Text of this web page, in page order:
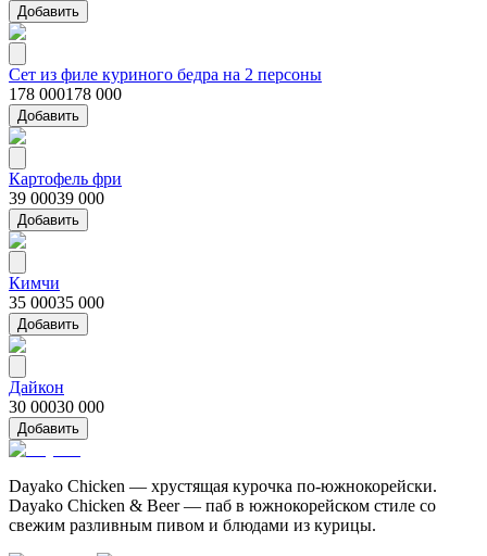
Добавить
Сет из филе куриного бедра на 2 персоны
178 000178 000
Добавить
Картофель фри
39 00039 000
Добавить
Кимчи
35 00035 000
Добавить
Дайкон
30 00030 000
Добавить
Dayako Chicken — хрустящая курочка по-южнокорейски.
Dayako Chicken & Beer — паб в южнокорейском стиле со
свежим разливным пивом и блюдами из курицы.